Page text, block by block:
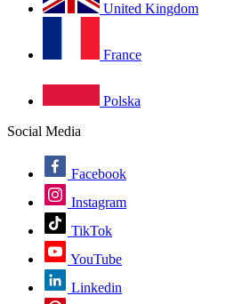
United Kingdom
France
Polska
Social Media
Facebook
Instagram
TikTok
YouTube
Linkedin